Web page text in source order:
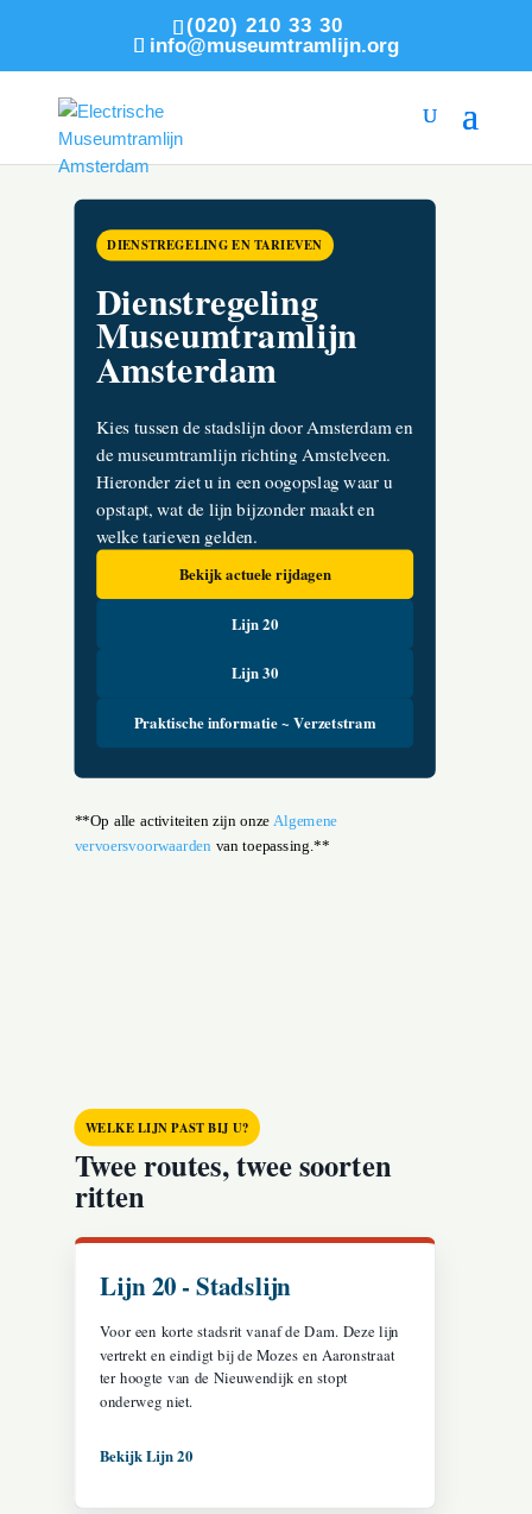
(020) 210 33 30
info@museumtramlijn.org
DIENSTREGELING EN TARIEVEN
Dienstregeling
Museumtramlijn
Amsterdam
Kies tussen de stadslijn door Amsterdam en
de museumtramlijn richting Amstelveen.
Hieronder ziet u in een oogopslag waar u
opstapt, wat de lijn bijzonder maakt en
welke tarieven gelden.
Bekijk actuele rijdagen
Lijn 20
Lijn 30
Praktische informatie ~ Verzetstram
**Op alle activiteiten zijn onze Algemene
vervoersvoorwaarden van toepassing.**
WELKE LIJN PAST BIJ U?
Twee routes, twee soorten
ritten
Lijn 20 - Stadslijn
Voor een korte stadsrit vanaf de Dam. Deze lijn
vertrekt en eindigt bij de Mozes en Aaronstraat
ter hoogte van de Nieuwendijk en stopt
onderweg niet.
Bekijk Lijn 20